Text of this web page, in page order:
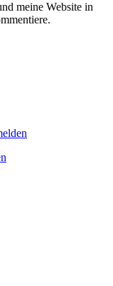
meine Website in